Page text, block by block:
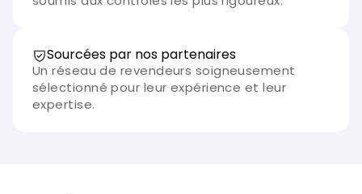
Sourcées par nos partenaires
Un réseau de revendeurs soigneusement
sélectionné pour leur expérience et leur
expertise.